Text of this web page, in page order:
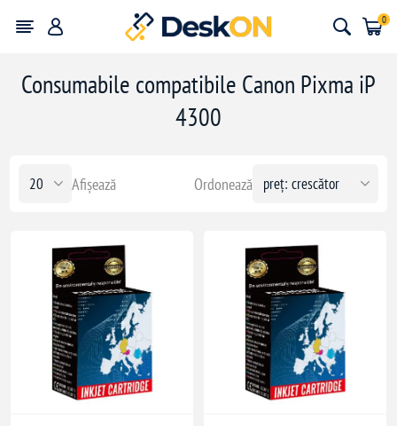
0
Consumabile compatibile Canon Pixma iP
4300
Ordonează
Afișează